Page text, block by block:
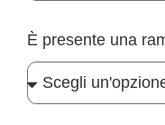
È presente una